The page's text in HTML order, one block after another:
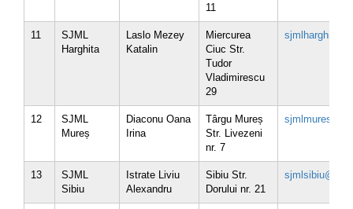
11
11
SJML
Harghita
Laslo Mezey
Katalin
Miercurea
Ciuc Str.
Tudor
Vladimirescu
29
12
SJML
Mureș
Diaconu Oana
Irina
Târgu Mureș
Str. Livezeni
nr. 7
13
SJML
Sibiu
Istrate Liviu
Alexandru
Sibiu Str.
Dorului nr. 21